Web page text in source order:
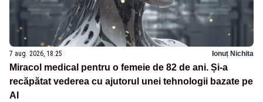
7 aug. 2026, 18:25 Ionuț Nichita
Miracol medical pentru o femeie de 82 de ani. Și-a
recăpătat vederea cu ajutorul unei tehnologii bazate pe
AI